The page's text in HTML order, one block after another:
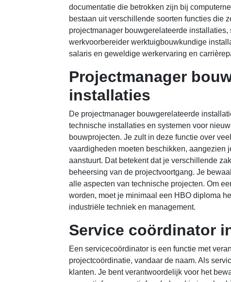
documentatie die betrokken zijn bij
bestaan ​​uit verschillende soorten functies die
projectmanager bouwgerelateerde
werkvoorbereider werktuigbouwkundige
salaris en geweldige werkervaring en
Projectmanager
installaties
De projectmanager bouwgerelateerde
technische installaties en systemen voor
bouwprojecten. Je zult in deze functie over
vaardigheden moeten beschikken, aangezien
aanstuurt. Dat betekent dat je verschillende
beheersing van de projectvoortgang. Je
alle aspecten van technische projecten. Om
worden, moet je minimaal een HBO diploma
industriële techniek en management.
Service coördinator
Een servicecoördinator is een functie met
projectcoördinatie, vandaar de naam. Als
klanten. Je bent verantwoordelijk voor het